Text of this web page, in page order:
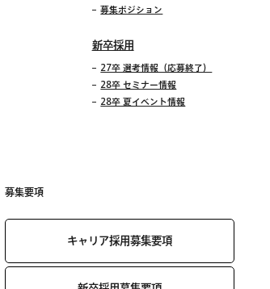
募集ポジション
新卒採用
27卒 選考情報（応募終了）
28卒 セミナー情報
28卒 夏イベント情報
募集要項
キャリア採用募集要項